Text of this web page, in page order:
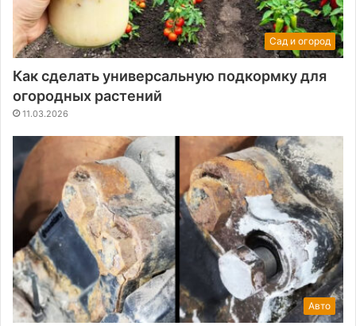
Сад и огород
Как сделать универсальную подкормку для
огородных растений
11.03.2026
Авто